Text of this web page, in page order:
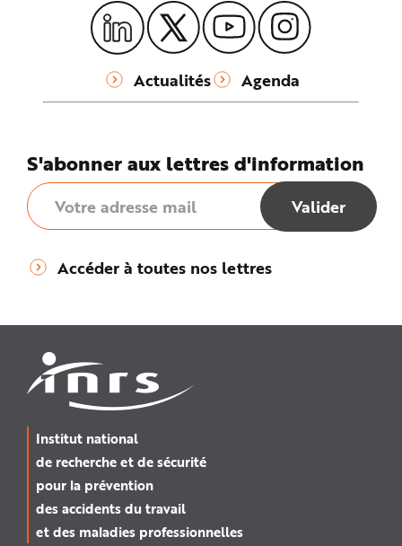
Actualités Agenda
S'abonner aux lettres d'information
Accéder à toutes nos lettres
Institut national
de recherche et de sécurité
pour la prévention
des accidents du travail
et des maladies professionnelles